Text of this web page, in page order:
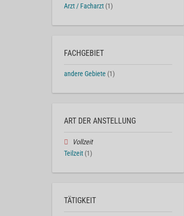
Arzt / Facharzt (1)
FACHGEBIET
andere Gebiete (1)
ART DER ANSTELLUNG
Vollzeit
Teilzeit (1)
TÄTIGKEIT